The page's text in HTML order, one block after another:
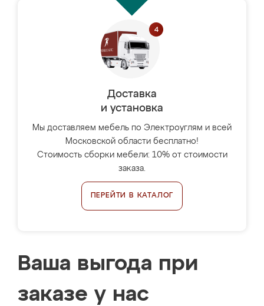
Доставка
и установка
Мы доставляем мебель по Электроуглям и всей
Московской области бесплатно!
Стоимость сборки мебели: 10% от стоимости
заказа.
ПЕРЕЙТИ В КАТАЛОГ
Ваша выгода при
заказе у нас